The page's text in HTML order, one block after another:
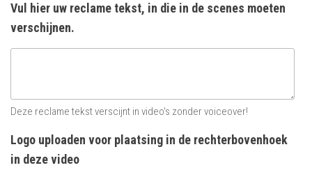
Vul hier uw reclame tekst, in die in de scenes moeten
verschijnen.
Deze reclame tekst verscijnt in video's zonder voiceover!
Logo uploaden voor plaatsing in de rechterbovenhoek
in deze video